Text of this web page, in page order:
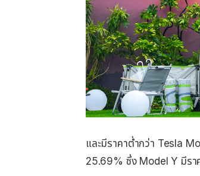
และมีราคาต่ำกว่า Tesla
25.69% ซึ่ง Model Y มีรา